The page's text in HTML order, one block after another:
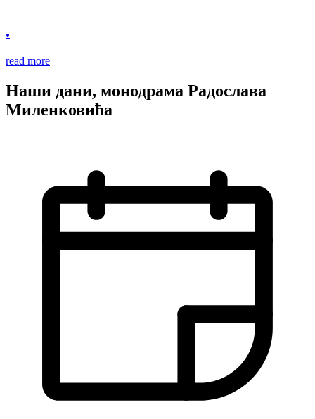
.
read more
Наши дани, монодрама Радослава
Миленковића